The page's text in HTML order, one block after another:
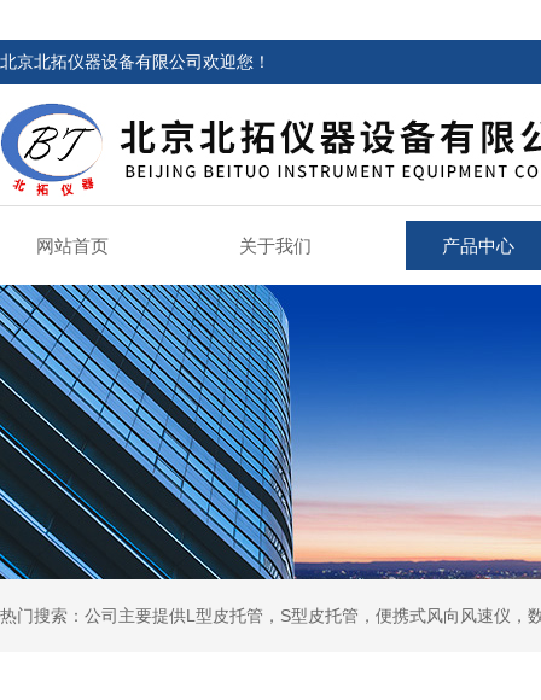
北京北拓仪器设备有限公司欢迎您！
网站首页 关于我们 产品中心